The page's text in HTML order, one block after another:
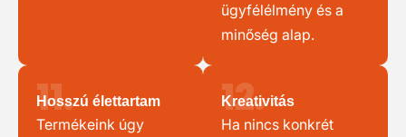
ügyfélélmény és a
minőség alap.
11.
Hosszú élettartam
Termékeink úgy
12.
Kreativitás
Ha nincs konkrét